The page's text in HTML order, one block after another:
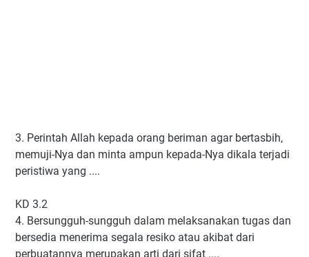
3. Perintah Allah kepada orang beriman agar bertasbih,
memuji-Nya dan minta ampun kepada-Nya dikala terjadi
peristiwa yang ....
KD 3.2
4. Bersungguh-sungguh dalam melaksanakan tugas dan
bersedia menerima segala resiko atau akibat dari
perbuatannya merupakan arti dari sifat ....